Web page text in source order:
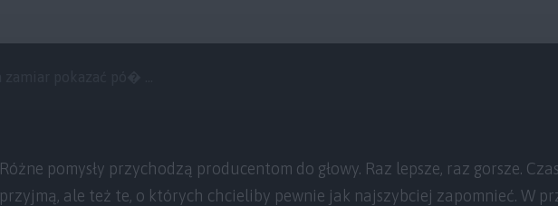
Różne pomysły przychodzą producentom do głowy. Raz lepsze, raz gorsze.
przyjmą, ale też te, o których chcieliby pewnie jak najszybciej zapomnieć. W